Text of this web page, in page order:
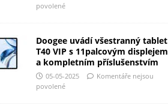
povolené
Doogee uvádí všestranný tablet
T40 VIP s 11palcovým displejem
a kompletním příslušenstvím
05-05-2025
Komentáře nejsou
povolené